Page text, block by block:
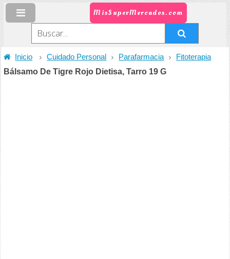
MisSuperMercados.com
Inicio Cuidado Personal Parafarmacia Fitoterapia
Bálsamo De Tigre Rojo Dietisa, Tarro 19 G